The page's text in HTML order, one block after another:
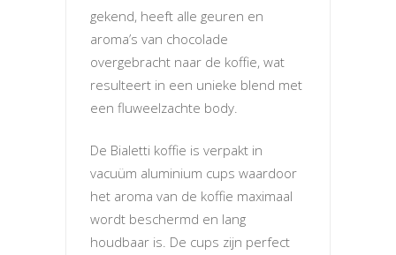
gekend, heeft alle geuren en
aroma’s van chocolade
overgebracht naar de koffie, wat
resulteert in een unieke blend met
een fluweelzachte body.
De Bialetti koffie is verpakt in
vacuüm aluminium cups waardoor
het aroma van de koffie maximaal
wordt beschermd en lang
houdbaar is. De cups zijn perfect